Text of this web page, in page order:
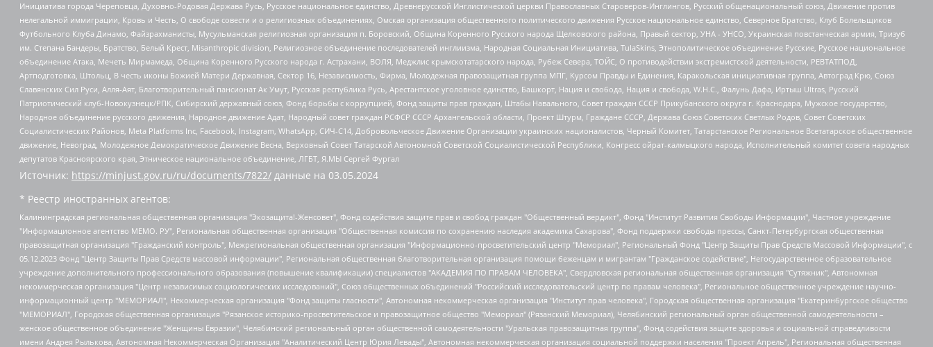
Инициатива города Череповца, Духовно-Родовая Держава Русь, Русское национальное единство, Древнерусской Инглистической церкви Православных Староверов-Инглингов, Русский общенациональный союз, Движение против
нелегальной иммиграции, Кровь и Честь, О свободе совести и о религиозных объединениях, Омская организация общественного политического движения Русское национальное единство, Северное Братство, Клуб Болельщиков
Футбольного Клуба Динамо, Файзрахманисты, Мусульманская религиозная организация п. Боровский, Община Коренного Русского народа Щелковского района, Правый сектор, УНА - УНСО, Украинская повстанческая армия, Тризуб
им. Степана Бандеры, Братство, Белый Крест, Misanthropic division, Религиозное объединение последователей инглиизма, Народная Социальная Инициатива, TulaSkins, Этнополитическое объединение Русские, Русское национальное
объединение Атака, Мечеть Мирмамеда, Община Коренного Русского народа г. Астрахани, ВОЛЯ, Меджлис крымскотатарского народа, Рубеж Севера, ТОЙС, О противодействии экстремистской деятельности, РЕВТАТПОД,
Артподготовка, Штольц, В честь иконы Божией Матери Державная, Сектор 16, Независимость, Фирма, Молодежная правозащитная группа МПГ, Курсом Правды и Единения, Каракольская инициативная группа, Автоград Крю, Союз
Славянских Сил Руси, Алля-Аят, Благотворительный пансионат Ак Умут, Русская республика Русь, Арестантское уголовное единство, Башкорт, Нация и свобода, Нация и свобода, W.H.С., Фалунь Дафа, Иртыш Ultras, Русский
Патриотический клуб-Новокузнецк/РПК, Сибирский державный союз, Фонд борьбы с коррупцией, Фонд защиты прав граждан, Штабы Навального, Совет граждан СССР Прикубанского округа г. Краснодара, Мужское государство,
Народное объединение русского движения, Народное движение Адат, Народный совет граждан РСФСР СССР Архангельской области, Проект Штурм, Граждане СССР, Держава Союз Советских Светлых Родов, Совет Советских
Социалистических Районов, Meta Platforms Inc, Facebook, Instagram, WhatsApp, СИЧ-С14, Добровольческое Движение Организации украинских националистов, Черный Комитет, Татарстанское Региональное Всетатарское общественное
движение, Невоград, Молодежное Демократическое Движение Весна, Верховный Совет Татарской Автономной Советской Социалистической Республики, Конгресс ойрат-калмыцкого народа, Исполнительный комитет совета народных
депутатов Красноярского края, Этническое национальное объединение, ЛГБТ, Я.МЫ Сергей Фургал
Источник: https://minjust.gov.ru/ru/documents/7822/ данные на 03.05.2024
* Реестр иностранных агентов:
Калининградская региональная общественная организация "Экозащита!-Женсовет", Фонд содействия защите прав и свобод граждан "Общественный вердикт", Фонд "Институт Развития Свободы Информации", Частное учреждение "Информационное агентство МЕМО. РУ", Региональная общественная организация "Общественная комиссия по сохранению наследия академика Сахарова", Фонд поддержки свободы прессы, Санкт-Петербургская общественная правозащитная организация "Гражданский контроль", Межрегиональная общественная организация "Информационно-просветительский центр "Мемориал", Региональный Фонд "Центр Защиты Прав Средств Массовой Информации", с 05.12.2023 Фонд "Центр Защиты Прав Средств массовой информации", Региональная общественная благотворительная организация помощи беженцам и мигрантам "Гражданское содействие", Негосударственное образовательное учреждение дополнительного профессионального образования (повышение квалификации) специалистов "АКАДЕМИЯ ПО ПРАВАМ ЧЕЛОВЕКА", Свердловская региональная общественная организация "Сутяжник", Автономная некоммерческая организация "Центр независимых социологических исследований", Союз общественных объединений "Российский исследовательский центр по правам человека", Региональное общественное учреждение научно-информационный центр "МЕМОРИАЛ", Некоммерческая организация "Фонд защиты гласности", Автономная некоммерческая организация "Институт прав человека", Городская общественная организация "Екатеринбургское общество "МЕМОРИАЛ", Городская общественная организация "Рязанское историко-просветительское и правозащитное общество "Мемориал" (Рязанский Мемориал), Челябинский региональный орган общественной самодеятельности – женское общественное объединение "Женщины Евразии", Челябинский региональный орган общественной самодеятельности "Уральская правозащитная группа", Фонд содействия защите здоровья и социальной справедливости имени Андрея Рылькова, Автономная Некоммерческая Организация "Аналитический Центр Юрия Левады", Автономная некоммерческая организация социальной поддержки населения "Проект Апрель", Региональная общественная организация помощи женщинам и детям, находящимся в кризисной ситуации "Информационно-методический центр "Анна", Фонд содействия развитию массовых коммуникаций и правовому просвещению "Так-так-Так", Фонд содействия устойчивому развитию "Серебряная тайга", Свердловский региональный общественный фонд социальных проектов "Новое время", "Idel.Реалии", Кавказ.Реалии, Крым.Реалии, Телеканал Настоящее Время, Татаро-башкирская служба Радио Свобода (Azatliq Radiosi), Радио Свободная Европа/Радио Свобода (PCE/PC), "Сибирь.Реалии", "Фактограф", Благотворительный фонд помощи осужденным и их семьям, Автономная некоммерческая организация "Институт глобализации и социальных движений", Фонд "В защиту прав заключенных", Частное учреждение "Центр поддержки и содействия развитию средств массовой информации", Пензенский региональный общественный благотворительный фонд "Гражданский союз", "Север.Реалии", Некоммерческая организация Фонд "Правовая инициатива", Общество с ограниченной ответственностью "Радио Свободная Европа/Радио Свобода", Чешское информационное агентство "MEDIUM-ORIENT", Красноярская региональная общественная организация "Мы против СПИДа", Камалягин Денис Николаевич, Маркелов Сергей Евгеньевич, Пономарев Лев Александрович, Савицкая Людмила Алексеевна, Автономная некоммерческая организация "Центр по работе с проблемой насилия "НАСИЛИЮ.НЕТ", Межрегиональный профессиональный союз работников здравоохранения "Альянс врачей", Юридическое лицо, зарегистрированное в Латвийской Республике, SIA "Medusa Project" (регистрационный номер 40103797863, дата регистрации 10.06.2014), Некоммерческая организация "Фонд по борьбе с коррупцией", Автономная некоммерческая организация "Институт права и публичной политики", Баданин Роман Сергеевич, Гликин Максим Александрович, Железнова Мария Михайловна, Лукьянова Юлия Сергеевна, Маетная Елизавета Витальевна, Маняхин Петр Борисович, Чуракова Ольга Владимировна, Ярош Юлия Петровна, Юридическое лицо "The Insider SIA", зарегистрированное в Риге, Латвийская Республика (дата регистрации 26.06.2015), являющееся администратором доменного имени интернет-издания "The Insider SIA", https://theins.ru, Постернак Алексей Евгеньевич, Рубин Михаил Аркадьевич, Анин Роман Александрович, Юридическое лицо Istories fonds, зарегистрированное в Латвийской Республике (регистрационный номер 50008295751, дата регистрации 24.02.2020), Великовский Дмитрий Александрович, Долинина Ирина Николаевна, Мароховская Алеся Алексеевна, Шлейнов Роман Юрьевич, Шмагун Олеся Валентиновна, Общество с ограниченной ответственностью "Альтаир 2021", Общество с ограниченной ответственностью "Вега 2021", Общество с ограниченной ответственностью "Главный редактор 2021", Общество с ограниченной ответственностью "Ромашки монолит", Важенков Артем Валерьевич, Ивановская областная общественная организация "Центр гендерных исследований", Гурман Юрий Альбертович, Медиапроект "ОВД-Инфо", Егоров Владимир Владимирович, Жилинский Владимир Александрович, Общество с ограниченной ответственностью "ЗП", Иванова София Юрьевна, Карезина Инна Павловна, Кильтау Екатерина Викторовна, Петров Алексей Викторович, Пискунов Сергей Евгеньевич, Смирнов Сергей Сергеевич, Тихонов Михаил Сергеевич, Общество с ограниченной ответственностью "ЖУРНАЛИСТ-ИНОСТРАННЫЙ АГЕНТ", Арапова Галина Юрьевна, Вольтская Татьяна Анатольевна, Американская компания "Mason G.E.S. Anonymous Foundation" (США), являющаяся владельцем интернет-издания https://mnews.world/, Компания "Stichting Bellingcat", зарегистрированная в Нидерландах (дата регистрации 11.07.2018), Захаров Андрей Вячеславович, Клепиковская Екатерина Дмитриевна, Общество с ограниченной ответственностью "МЕМО", Перл Роман Александрович, Симонов Евгений Алексеевич, Соловьева Елена Анатольевна, Сотников Даниил Владимирович, Сурначева Елизавета Дмитриевна, Автономная некоммерческая организация по защите прав человека и информированию населения "Якутия – Наше Мнение", Общество с ограниченной ответственностью "Москоу диджитал медиа", с 26.01.2023 Общество с ограниченной ответственностью "Чайка Белые сады", Ветошкина Валерия Валерьевна, Заговора Максим Александрович, Межрегиональное общественное движение "Российская ЛГБТ - сеть", Оленичев Максим Владимирович, Павлов Иван Юрьевич, Скворцова Елена Сергеевна, Общество с ограниченной ответственностью "Как бы инагент", Кочетков Игорь Викторович, Общество с ограниченной ответственностью "Честные выборы", Еланчик Олег Александрович, Общество с ограниченной ответственностью "Нобелевский призыв", Гималова Регина Эмилевна, Григорьев Андрей Валерьевич, Григорьева Алина Александровна, Ассоциация по содействию защите прав призывников, альтернативнослужащих и военнослужащих "Правозащитная группа "Гражданин.Армия.Право", Хисамова Регина Фаритовна, Автономная некоммерческая организация по реализации социально-правовых программ "Лилит", Дальневосточное общественное движение "Маяк", Санкт-Петербургская ЛГБТ-инициативная группа "Выход", Инициативная группа ЛГБТ+ "Реверс", Алексеев Андрей Викторович, Бекбулатова Таисия Львовна, Беляев Иван Михайлович, Владыкина Елена Сергеевна, Гельман Марат Александрович, Никульшина Вероника Юрьевна, Толоконникова Надежда Андреевна, Шендерович Виктор Анатольевич, Общество с ограниченной ответственностью "Данное сообщение", Общество с ограниченной ответственностью Издательский дом "Новая глава", Айнбиндер Александра Александровна, Московский комьюнити-центр для ЛГБТ+инициатив, Благотворительный фонд развития филантропии, Deutsche Welle (Германия, Kurt-Schumacher-Strasse 3, 53113 Bonn), Борзунова Мария Михайловна, Воробьев Виктор Викторович, Голубева Анна Львовна, Константинова Алла Михайловна, Малкова Ирина Владимировна, Мурадов Мурад Абдулгалимович, Осетинская Елизавета Николаевна, Понасенков Евгений Николаевич, Ганапольский Матвей Юрьевич, Киселев Евгений Алексеевич, Борухович Ирина Григорьевна, Дремин Иван Тимофеевич, Дубровский Дмитрий Викторович, Красноярская региональная общественная организация поддержки и развития альтернативных образовательных технологий и межкультурных коммуникаций "ИНТЕРРА", Маяковская Екатерина Алексеевна, Фейгин Марк Захарович, Филимонов Андрей Викторович, Дзугкоева Регина Николаевна, Доброхотов Роман Александрович, Дудь Юрий Александрович, Елкин Сергей Владимирович, Кругликов Кирилл Игоревич, Сабунаева Мария Леонидовна, Семенов Алексей Владимирович, Шаинян Карен Багратович, Шульман Екатерина Михайловна, Асафьев Артур Валерьевич, Вахштайн Виктор Семенович, Венедиктов Алексей Алексеевич, Лушникова Екатерина Евгеньевна, Волков Леонид Михайлович, Невзоров Александр Глебович, Пархоменко Сергей Борисович, Сироткин Ярослав Николаевич, Кара-Мурза Владимир Владимирович, Баранова Наталья Владимировна, Гозман Леонид Яковлевич, Кагарлицкий Борис Юльевич, Климарев Михаил Валерьевич, Милов Владимир Станиславович, Автономная некоммерческая организация Краснодарский центр современного искусства "Типография", Моргенштерн Алишер Тагирович, Соболь Любовь Эдуардовна, Общество с ограниченной ответственностью "ЛИЗА НОРМ", Каспаров Гарри Кимович, Ходорковский Михаил Борисович, Общество с ограниченной ответственностью "Апрельские тезисы", Данилович Ирина Брониславовна, Кашин Олег Владимирович, Петров Николай Владимирович, Пивоваров Алексей Владимирович, Соколов Михаил Владимирович, Цветкова Юлия Владимировна, Чичваркин Евгений Александрович, Комитет против пыток/Команда против пыток, Общество с ограниченной ответственностью "Первый научный", Общество с ограниченной ответственностью "Вертолет и ко", Белоцерковская Вероника Борисовна, Кац Максим Евгеньевич, Лазарева Татьяна Юрьевна, Шаведдинов Руслан Табризович, Яшин Илья Валерьевич, Общество с ограниченной ответственностью "Иноагент ААВ", Алешковский Дмитрий Петрович, Альбац Евгения Марковна, Быков Дмитрий Львович, Галямина Юлия Евгеньевна, Лойко Сергей Леонидович, Мартынов Кирилл Константинович, Медведев Сергей Александрович, Крашенинников Федор Геннадиевич, Гордеева Катерина Вл